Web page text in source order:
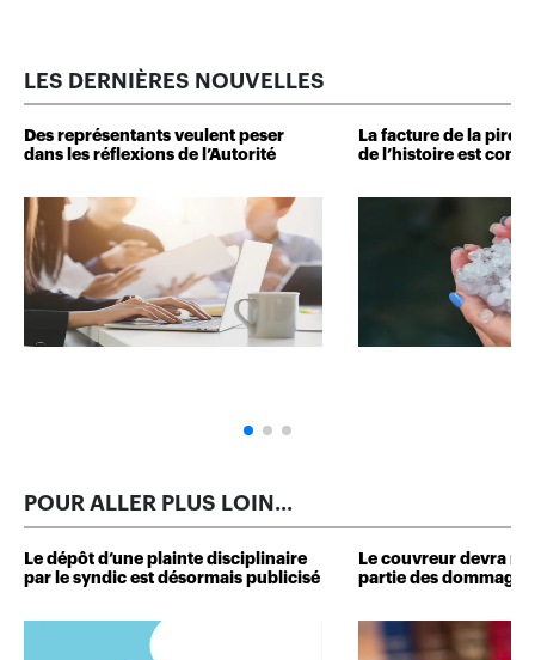
LES DERNIÈRES NOUVELLES
Des représentants veulent peser
dans les réflexions de l’Autorité
La facture de la pire
de l’histoire est
POUR ALLER PLUS LOIN...
Le dépôt d’une plainte disciplinaire
par le syndic est désormais publicisé
Le couvreur devra
partie des dommages